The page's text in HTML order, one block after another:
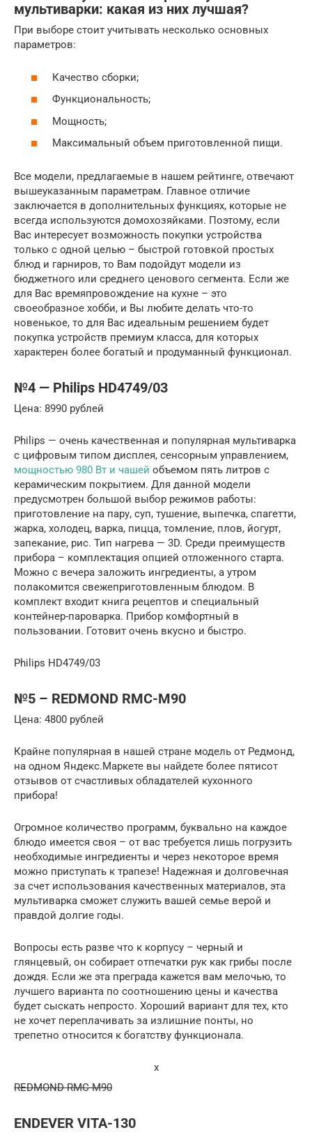
мультиварки: какая из них лучшая?
При выборе стоит учитывать несколько основных
параметров:
Качество сборки;
Функциональность;
Мощность;
Максимальный объем приготовленной пищи.
Все модели, предлагаемые в нашем рейтинге, отвечают
вышеуказанным параметрам. Главное отличие
заключается в дополнительных функциях, которые не
всегда используются домохозяйками. Поэтому, если
Вас интересует возможность покупки устройства
только с одной целью – быстрой готовкой простых
блюд и гарниров, то Вам подойдут модели из
бюджетного или среднего ценового сегмента. Если же
для Вас времяпровождение на кухне – это
своеобразное хобби, и Вы любите делать что-то
новенькое, то для Вас идеальным решением будет
покупка устройств премиум класса, для которых
характерен более богатый и продуманный функционал.
№4 — Philips HD4749/03
Цена: 8990 рублей
Philips — очень качественная и популярная мультиварка
с цифровым типом дисплея, сенсорным управлением,
мощностью 980 Вт и чашей объемом пять литров с
керамическим покрытием. Для данной модели
предусмотрен большой выбор режимов работы:
приготовление на пару, суп, тушение, выпечка, спагетти,
жарка, холодец, варка, пицца, томление, плов, йогурт,
запекание, рис. Тип нагрева — 3D. Среди преимуществ
прибора – комплектация опцией отложенного старта.
Можно с вечера заложить ингредиенты, а утром
полакомится свежеприготовленным блюдом. В
комплект входит книга рецептов и специальный
контейнер-пароварка. Прибор комфортный в
пользовании. Готовит очень вкусно и быстро.
Philips HD4749/03
№5 – REDMOND RMC-M90
Цена: 4800 рублей
Крайне популярная в нашей стране модель от Редмонд,
на одном Яндекс.Маркете вы найдете более пятисот
отзывов от счастливых обладателей кухонного
прибора!
Огромное количество программ, буквально на каждое
блюдо имеется своя – от вас требуется лишь погрузить
необходимые ингредиенты и через некоторое время
можно приступать к трапезе! Надежная и долговечная
за счет использования качественных материалов, эта
мультиварка сможет служить вашей семье верой и
правдой долгие годы.
Вопросы есть разве что к корпусу – черный и
глянцевый, он собирает отпечатки рук как грибы после
дождя. Если же эта преграда кажется вам мелочью, то
лучшего варианта по соотношению цены и качества
будет сыскать непросто. Хороший вариант для тех, кто
не хочет переплачивать за излишние понты, но
трепетно относится к богатству функционала.
x
REDMOND RMC-M90
ENDEVER VITA-130